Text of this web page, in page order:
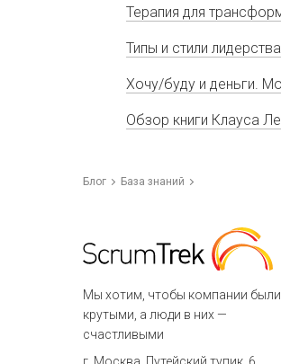
Терапия для
Типы и стили
Хочу/буду и деньги.
Обзор книги Клауса
Блог База знаний
Мы хотим, чтобы компании были
крутыми, а люди в них —
счастливыми